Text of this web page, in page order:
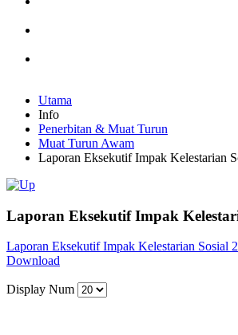
Utama
Info
Penerbitan & Muat Turun
Muat Turun Awam
Laporan Eksekutif Impak Kelestarian
Laporan Eksekutif Impak
Laporan Eksekutif Impak Kelestarian Sosial
Download
Display Num